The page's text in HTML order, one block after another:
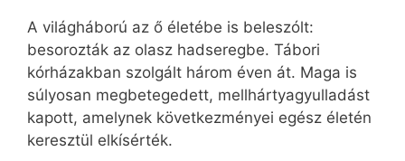
A világháború az ő életébe is beleszólt:
besorozták az olasz hadseregbe. Tábori
kórházakban szolgált három éven át. Maga is
súlyosan megbetegedett, mellhártyagyulladást
kapott, amelynek következményei egész életén
keresztül elkísérték.